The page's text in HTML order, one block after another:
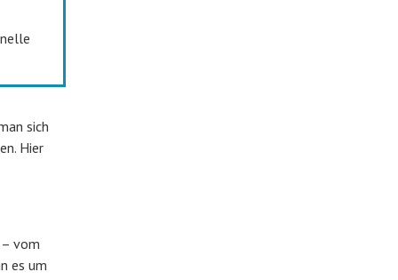
sich
Hier
vom
es um